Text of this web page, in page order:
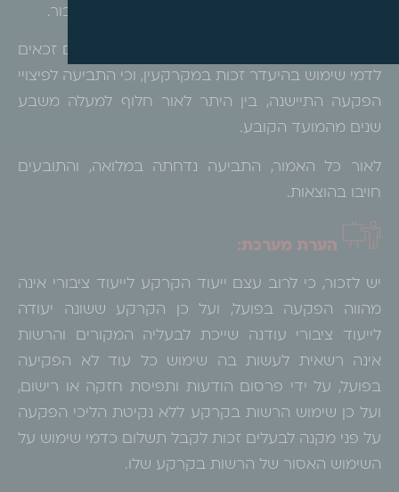
ולא ניתן לחדשו נוכח שינוי ייעוד הקרקע לצרכי ציבור.
באשר לסעדים הכספיים, נקבע כי התובעים אינם זכאים
לדמי שימוש בהיעדר זכות במקרקעין, וכי התביעה לפיצויי
הפקעה התיישנה, בין היתר לאור חלוף למעלה משבע
שנים מהמועד הקובע.
לאור כל האמור, התביעה נדחתה במלואה, והתובעים
חויבו בהוצאות.
הערת מערכת:
יש לזכור, כי לרוב עצם ייעוד הקרקע לייעוד ציבורי אינה
מהווה הפקעה בפועל, ועל כן הקרקע ששונה יעודה
לייעוד ציבורי עודנה שייכת לבעליה המקורים והרשות
אינה רשאית לעשות בה שימוש כל עוד לא הפקיעה
בפועל, על ידי פרסום הודעות ותפיסת חזקה או רישום,
ועל כן שימוש הרשות בקרקע ללא נקיטת הליכי הפקעה
על פני מקנה לבעלים זכות לקבל תשלום כדמי שימוש על
השימוש האסור של הרשות בקרקע שלו.